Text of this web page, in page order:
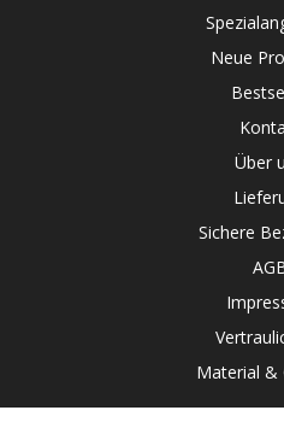
Neue
Über
Sichere
Material &